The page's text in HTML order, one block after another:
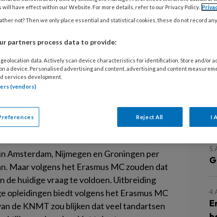
in Nederland, dat is de wens
met het ministerie van OCW zijn
is nog lang niet zeker.
voor een nieuwe opleiding
MC
meldt dat een tandarts in Amsterdam
Zeeland zo’n 2500.
Amsterdam, Nijmegen en Groningen per
Maar volgens het Erasmus MC zouden dat
de huidige vraag te voldoen. Uitbreiding
opleidingen biedt volgens het Erasmus MC
de KNMT zou blijken dat veel tandartsen
5
4
will have effect within our Website. For more details, refer to our Privacy Policy.
not? Then we only place essential and statistical cookies, these do not record
partners process data to provide:
data. Actively scan device characteristics for identification. Store and/or
a device. Personalised advertising and content, advertising and content
services development.
(vendors)
Reject All I